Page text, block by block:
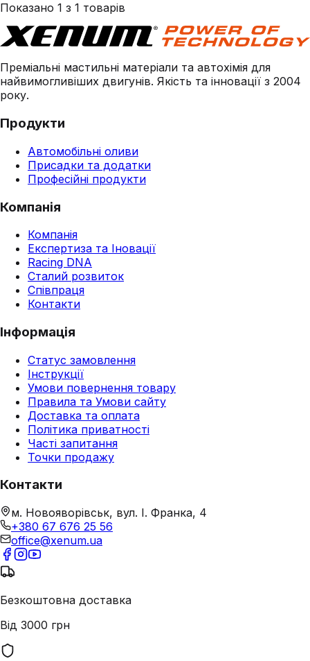
Показано 1 з 1 товарів
Преміальні мастильні матеріали та автохімія для
найвимогливіших двигунів. Якість та інновації з 2004
року.
Продукти
Автомобільні оливи
Присадки та додатки
Професійні продукти
Компанія
Компанія
Експертиза та Іновації
Racing DNA
Сталий розвиток
Співпраця
Контакти
Інформація
Статус замовлення
Інструкції
Умови повернення товару
Правила та Умови сайту
Доставка та оплата
Політика приватності
Часті запитання
Точки продажу
Контакти
м. Новояворівськ, вул. І. Франка, 4
+380 67 676 25 56
office@xenum.ua
Безкоштовна доставка
Від 3000 грн